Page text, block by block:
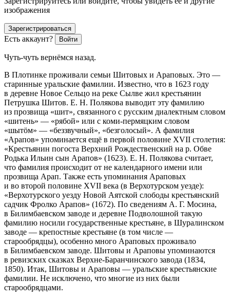
изображения
Зарегистрироваться
Есть аккаунт? Войти
Чуть-чуть вернёмся назад.
В Плотинке проживали семьи Шитовых и Араповых. Это —
старинные уральские фамилии. Известно, что в 1623 году
в деревне Новое Сельцо на реке Сылве жил крестьянин
Петрушка Шитов. Е. Н. Полякова выводит эту фамилию
из прозвища «шит», связанного с русским диалектным словом
«шитень» — «рябой» или с коми-пермяцким словом
«шытöм» — «беззвучный», «безголосый». А фамилия
«Арапов» упоминается ещё в первой половине XVII столетия:
«Крестьянин погоста Верхний Рождественский на р. Обве
Родька Ильин сын Арапов» (1623). Е. Н. Полякова считает,
что фамилия происходит от не календарного имени или
прозвища Арап. Также есть упоминания Араповых
и во второй половине XVII века (в Верхотурском уезде):
«Верхотурского уезду Новой Аятской слободы крестьянский
садчик Фролко Арапов» (1672). По сведениям А. Г. Мосина,
в Билимбаевском заводе и деревне Подволошной такую
фамилию носили государственные крестьяне, в Шуралинском
заводе — крепостные крестьяне (в том числе —
старообрядцы), особенно много Араповых проживало
в Билимбаевском заводе. Шитовы и Араповы упоминаются
в ревизских сказках Верхне-Баранчинского завода (1834,
1850). Итак, Шитовы и Араповы — уральские крестьянские
фамилии. Не исключено, что многие из них были
старообрядцами.